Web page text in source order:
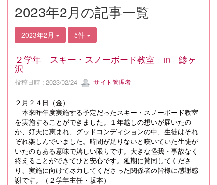
2023年2月の記事一覧
2023年2月 5件
２学年 スキー・スノーボード教室 in 鯵ヶ
沢
投稿日時 : 2023/02/24 サイト管理者
２月２４日（金）
本来昨年度実施する予定だったスキー・スノーボード教室
を実施することができました。１年越しの想いが届いたの
か、好天に恵まれ、グッドコンディションの中、生徒はそれ
ぞれ楽しんでいました。時間が足りないと嘆いていた生徒が
いたのもある意味で嬉しい限りです。大きな怪我・事故なく
終えることができてひと安心です。延期に賛同してくださ
り、実施に向けて尽力してくださった関係者の皆様に感謝感
謝です。（２学年主任・坂本）